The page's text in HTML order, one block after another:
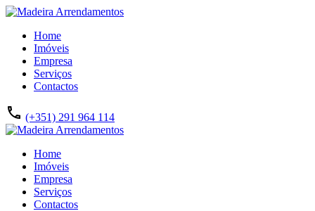
Home
Imóveis
Empresa
Serviços
Contactos
(+351) 291 964 114
Home
Imóveis
Empresa
Serviços
Contactos